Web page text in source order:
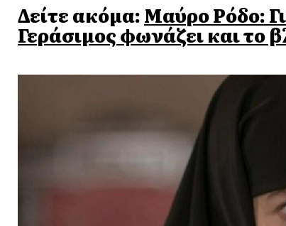
Δείτε ακόμα:Μαύρο Ρόδο:
Γεράσιμος φωνάζει και το